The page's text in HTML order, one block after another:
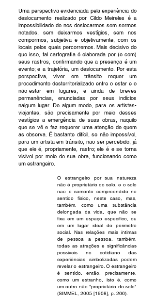
Uma perspectiva evidenciada pela experiência do
deslocamento realizado por Cildo Meireles é a
impossibilidade de nos deslocarmos sem sermos
notados, sem deixarmos vestígios, sem nos
compormos, subjetiva e objetivamente, com os
locais pelos quais percorremos. Mais decisivo do
que isso, tal cartografia é elaborada por (e com)
seus rastros, confirmando que a presença é um
evento; e a trajetória, um deslocamento. Por esta
perspectiva, viver em trânsito requer um
procedimento desterritorializado entre o estar e o
não-estar em lugares, e ainda de breves
permanências, enunciadas por seus indícios
nalgum lugar. De algum modo, para os artistas-
viajantes, são precisamente por meio desses
vestígios a emergência de suas obras, naquilo
que se vê e faz requerer uma atenção de quem
as observa. É bastante difícil, se não impossível,
para um artista em trânsito, não ser percebido, já
que ele é, propriamente, rastro; ele é e se torna
visível por meio de sua obra, funcionando como
um estrangeiro.
O estrangeiro por sua natureza
não é proprietário do solo, e o solo
não é somente compreendido no
sentido físico, neste caso, mas,
também, como uma substância
delongada da vida, que não se
fixa em um espaço específico, ou
em um lugar ideal do perímetro
social. Nas relações mais íntimas
de pessoa a pessoa, também,
todas as atrações e significâncias
possíveis no cotidiano das
experiências simbolizadas podem
revelar o estrangeiro. O estrangeiro
é sentido, então, precisamente,
como um estranho, isto é, como
um outro não "proprietário do solo"
(SIMMEL, 2005 [1908], p. 266).